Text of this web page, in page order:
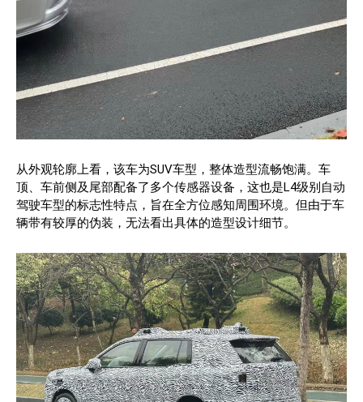
从外观轮廓上看，该车为SUV车型，整体造型流畅饱满。车
顶、车前侧及尾部配备了多个传感器设备，这也是L4级别自动
驾驶车型的标志性特点，旨在全方位感知周围环境。但由于车
辆带有较厚的伪装，无法看出具体的造型设计细节。